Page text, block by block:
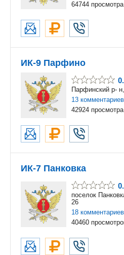
64744
ИК-9 Парфино
Парфинский р-
13 комментариев
42924
ИК-7 Панковка
поселок
26
18 комментариев
40460